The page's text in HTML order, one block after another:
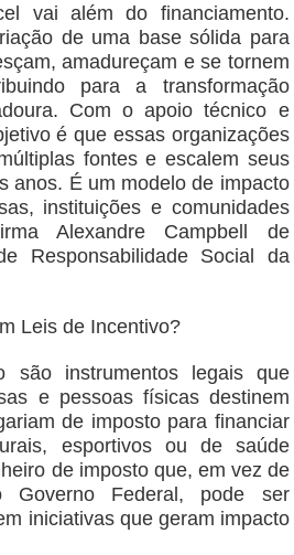
vai além do financiamento.
de uma base sólida para
amadureçam e se tornem
para a transformação
Com o apoio técnico e
é que essas organizações
fontes e escalem seus
anos. É um modelo de impacto
instituições e comunidades
Alexandre Campbell de
Responsabilidade Social da
Leis de Incentivo?
são instrumentos legais que
e pessoas físicas destinem
de imposto para financiar
esportivos ou de saúde
de imposto que, em vez de
Governo Federal, pode ser
iniciativas que geram impacto